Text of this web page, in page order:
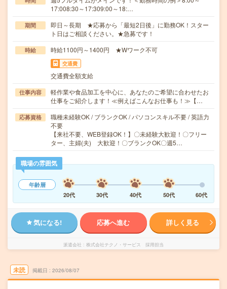
17:008:30～17:309:00～18:…
期間
即日～長期 ★応募から「最短2日後」に勤務OK！スター
ト日はご相談ください。★急募です！
時給 時給1100円～1400円 ★Wワーク不可
交通費
交通費全額支給
仕事内容
軽作業や食品加工を中心に、あなたのご希望に合わせたお
仕事をご紹介します！≪例えばこんなお仕事も！≫【…
応募資格
職種未経験OK / ブランクOK / パソコンスキル不要 / 英語力
不要
【来社不要、WEB登録OK！】〇未経験大歓迎！〇フリー
ター、主婦(夫) 大歓迎！〇ブランクOK〇週5…
職場の雰囲気
年齢層
20代
30代 40代 50代 60代
気になる! 応募へ進む 詳しく見る
派遣会社 株式会社テクノ・サービス 採用担当
未読 掲載日 2026/08/07